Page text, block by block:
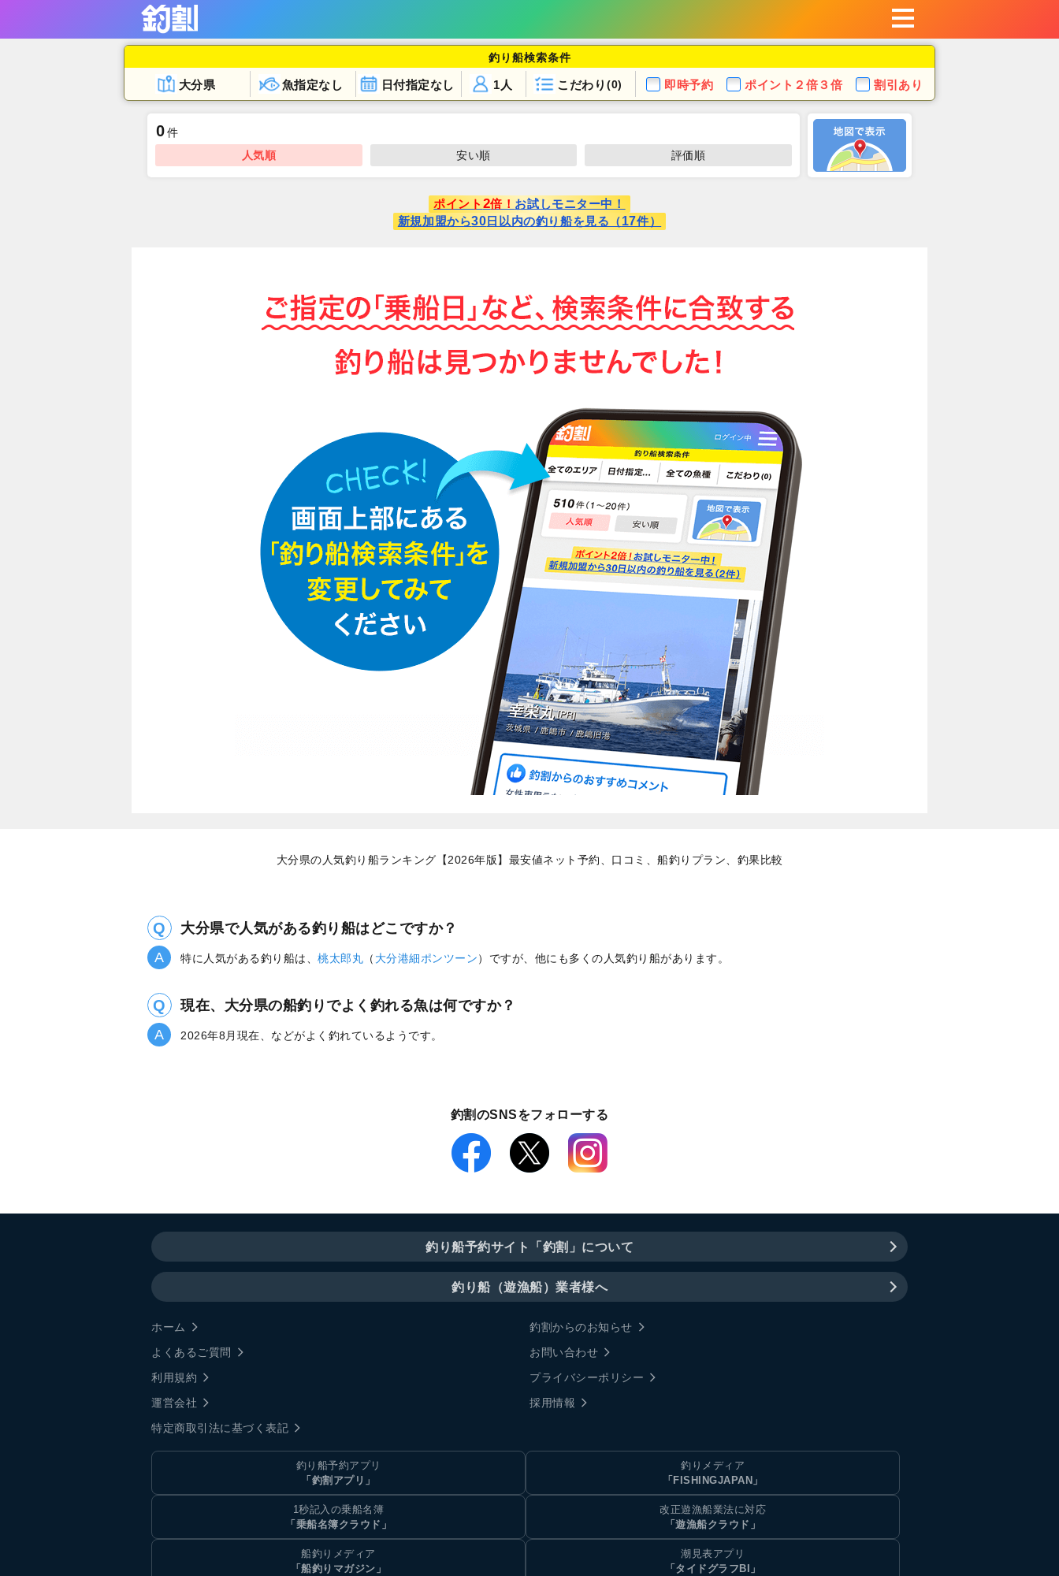
釣り船検索条件
大分県 魚指定なし 日付指定なし こだわり (0)
1人 即時予約 ポイント ２倍３倍 割引あり
0件
人気順
安い順 評価順
ポイント 2倍！ お試しモニター中！
新規加盟から30 日以内の釣り船を見る（17件）
大分県の人気釣り船ランキング【2026年版】最安値ネット予約、口コミ、船釣りプラン、釣果比較
大分県で人気がある釣り船はどこですか？
特に人気がある釣り船は、 桃太郎丸 （ 大分港細ポンツーン）ですが、他にも多くの人気釣り船があります。
現在、大分県の船釣りでよく釣れる魚は何ですか？
2026年8月現在、などがよく釣れているようです。
釣割のSNSをフォローする
釣り船予約サイト「釣割」について
釣り船（遊漁船）業者様へ
ホーム
釣割からのお知らせ
よくあるご質問
お問い合わせ
利用規約
プライバシーポリシー
運営会社
採用情報
特定商取引法に基づく表記
釣り船予約アプリ
「釣割アプリ」
釣りメディア
「FISHINGJAPAN」
1秒記入の乗船名簿
「乗船名簿クラウド」
改正遊漁船業法に対応
「遊漁船クラウド」
船釣りメディア
「船釣りマガジン」
潮見表アプリ
「タイドグラフBI」